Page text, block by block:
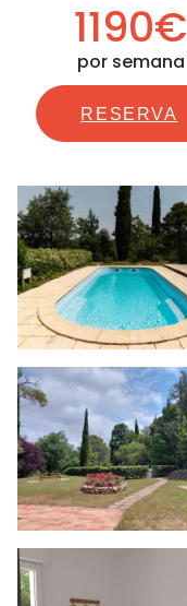
1190€
por semana
RESERVA